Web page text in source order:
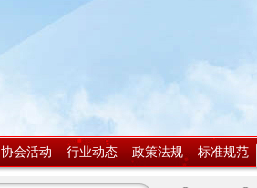
协会活动 行业动态 政策法规 标准规范